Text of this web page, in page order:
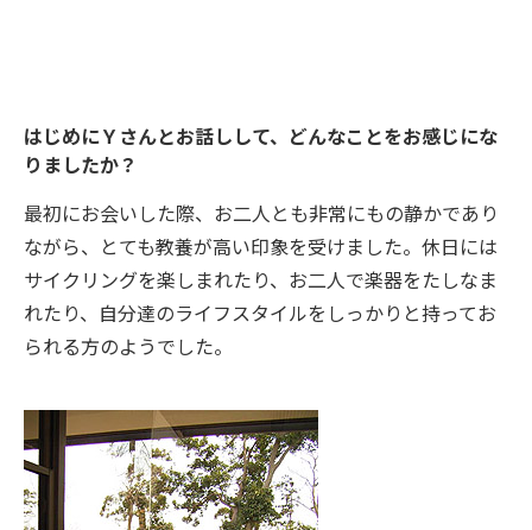
はじめにＹさんとお話しして、どんなことをお感じにな
りましたか？
最初にお会いした際、お二人とも非常にもの静かであり
ながら、とても教養が高い印象を受けました。休日には
サイクリングを楽しまれたり、お二人で楽器をたしなま
れたり、自分達のライフスタイルをしっかりと持ってお
られる方のようでした。